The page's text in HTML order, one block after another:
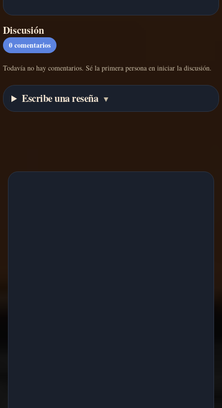
Discusión
0comentarios
Todavía no hay comentarios. Sé la primera persona en iniciar la discusión.
Escribe una reseña ▼